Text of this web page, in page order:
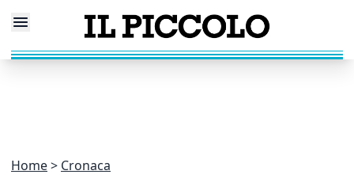
Home Cronaca